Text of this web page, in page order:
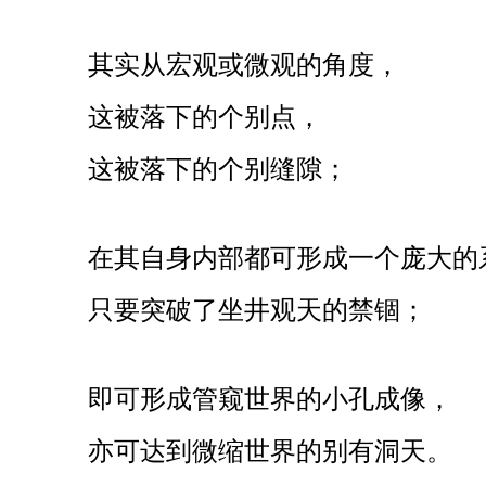
其实从宏观或微观的角度，
这被落下的个别点，
这被落下的个别缝隙；
在其自身内部都可形成一个庞大的
只要突破了坐井观天的禁锢；
即可形成管窥世界的小孔成像，
亦可达到微缩世界的别有洞天。